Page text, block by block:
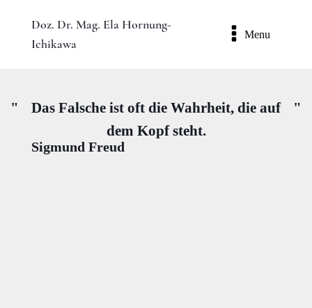
Doz. Dr. Mag. Ela Hornung-
Ichikawa
Menu
"
Das Falsche ist oft die Wahrheit, die auf
dem Kopf steht.
"
Sigmund Freud